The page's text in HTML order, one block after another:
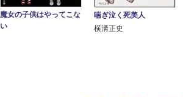
魔女の子供はやってこな
い
喘ぎ泣く死美人
横溝正史